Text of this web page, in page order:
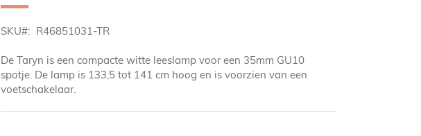
SKU R46851031-TR
De Taryn is een compacte witte leeslamp voor een 35mm GU10
spotje. De lamp is 133,5 tot 141 cm hoog en is voorzien van een
voetschakelaar.